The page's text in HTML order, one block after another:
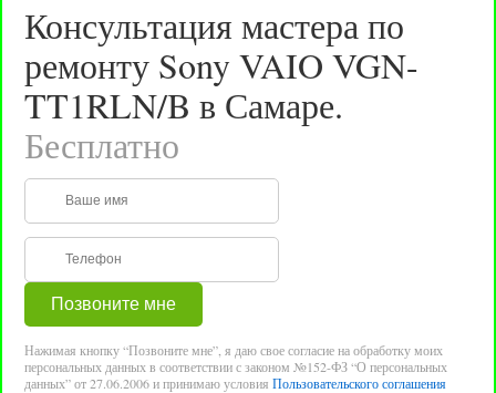
Консультация мастера по
ремонту Sony VAIO VGN-
TT1RLN/B в Самаре.
Бесплатно
Нажимая кнопку “Позвоните мне”, я даю свое согласие на обработку моих
персональных данных в соответствии с законом №152-ФЗ “О персональных
данных” от 27.06.2006 и принимаю условия Пользовательского соглашения